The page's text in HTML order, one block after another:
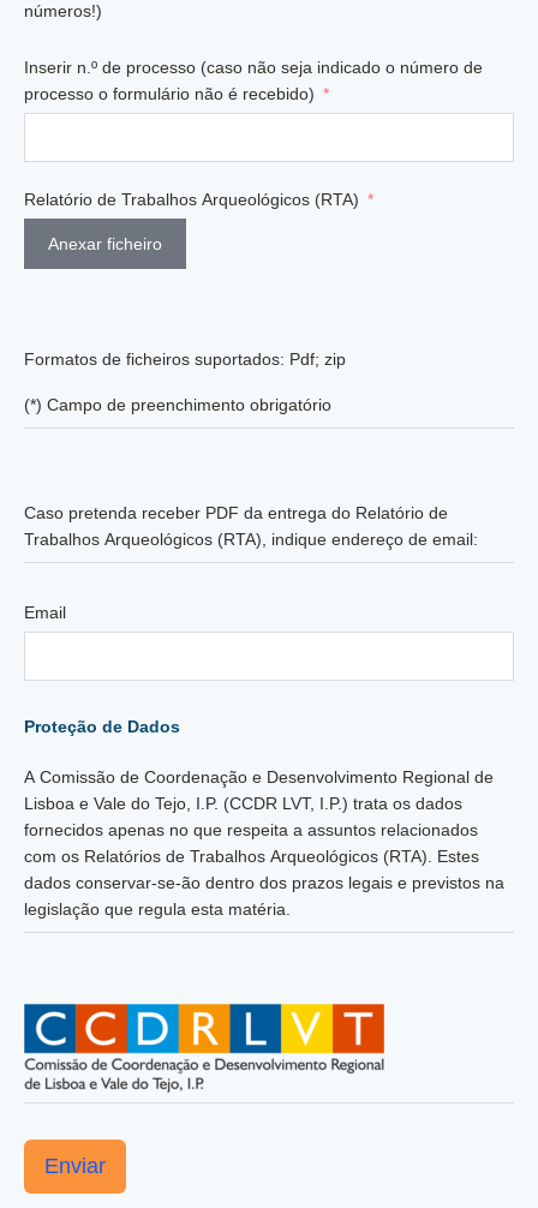
números!)
Inserir n.º de processo (caso não seja indicado o número de
processo o formulário não é recebido)
Relatório de Trabalhos Arqueológicos (RTA)
Anexar ficheiro
Formatos de ficheiros suportados: Pdf; zip
(*) Campo de preenchimento obrigatório
Caso pretenda receber PDF da entrega do Relatório de
Trabalhos Arqueológicos (RTA), indique endereço de email:
Email
Proteção de Dados
A Comissão de Coordenação e Desenvolvimento Regional de
Lisboa e Vale do Tejo, I.P. (CCDR LVT, I.P.) trata os dados
fornecidos apenas no que respeita a assuntos relacionados
com os Relatórios de Trabalhos Arqueológicos (RTA). Estes
dados conservar-se-ão dentro dos prazos legais e previstos na
legislação que regula esta matéria.
Enviar